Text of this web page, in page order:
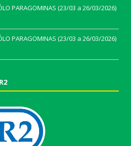
PARAGOMINAS (23/03 a 26/03/2026)
PARAGOMINAS (23/03 a 26/03/2026)